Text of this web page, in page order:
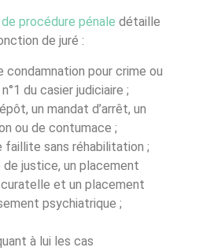
procédure pénale détaille
de juré :
condamnation pour crime ou
du casier judiciaire ;
un mandat d’arrêt, un
ou de contumace ;
faillite sans réhabilitation ;
de justice, un placement
et un placement
psychiatrique ;
à lui les cas